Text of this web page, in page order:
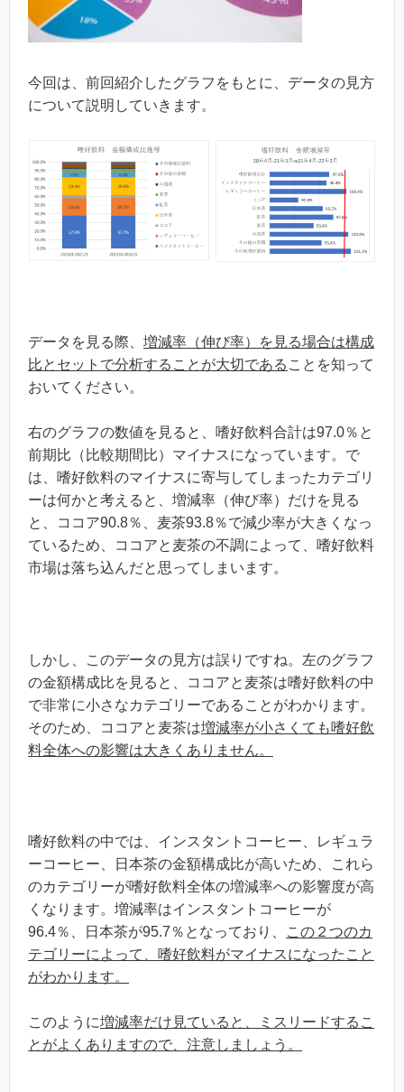
今回は、前回紹介したグラフをもとに、データの見方
について説明していきます。
データを見る際、 増減率（伸び率）を見る場合は構成
比とセットで分析することが大切である ことを知って
おいてください。
右のグラフの数値を見ると、嗜好飲料合計は97.0％と
前期比（比較期間比）マイナスになっています。で
は、嗜好飲料のマイナスに寄与してしまったカテゴリ
ーは何かと考えると、増減率（伸び率）だけを見る
と、ココア90.8％、麦茶93.8％で減少率が大きくなっ
ているため、ココアと麦茶の不調によって、嗜好飲料
市場は落ち込んだと思ってしまいます。
しかし、このデータの見方は誤りですね。左のグラフ
の金額構成比を見ると、ココアと麦茶は嗜好飲料の中
で非常に小さなカテゴリーであることがわかります。
そのため、ココアと麦茶は増減率が小さくても嗜好飲
料全体への影響は大きくありません。
嗜好飲料の中では、インスタントコーヒー、レギュラ
ーコーヒー、日本茶の金額構成比が高いため、これら
のカテゴリーが嗜好飲料全体の増減率への影響度が高
くなります。増減率はインスタントコーヒーが
96.4％、日本茶が95.7％となっており、
この２つのカ
テゴリーによって、嗜好飲料がマイナスになったこと
がわかります。
このように増減率だけ見ていると、ミスリードするこ
とがよくありますので、注意しましょう。